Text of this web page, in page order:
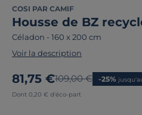
COSI PAR CAMIF
Housse de BZ
Céladon - 160 x 200 cm
Voir la description
Nouveau prix
81,75 €Ancien prix
109,00 € -25%
Dont 0,20 € d'éco-part